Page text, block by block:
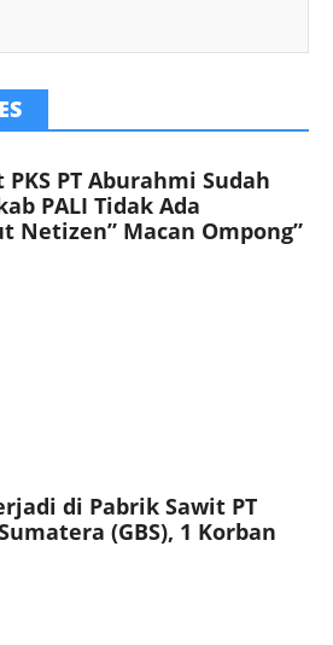
PT Aburahmi Sudah
PALI Tidak Ada
Netizen” Macan Ompong”
di Pabrik Sawit PT
(GBS), 1 Korban